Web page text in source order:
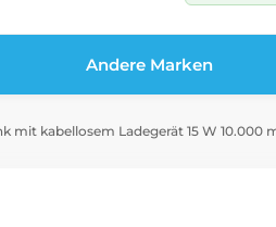
Andere Marken
mit kabellosem Ladegerät 15 W 10.000